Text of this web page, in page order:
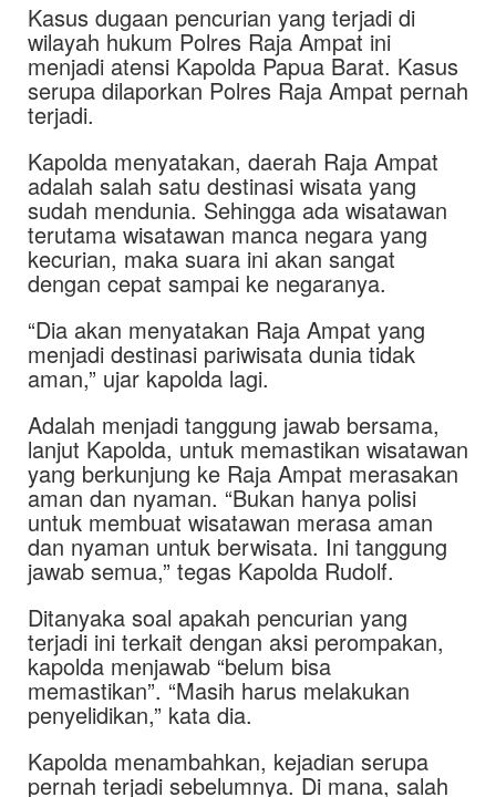
Kasus dugaan pencurian yang terjadi di
wilayah hukum Polres Raja Ampat ini
menjadi atensi Kapolda Papua Barat. Kasus
serupa dilaporkan Polres Raja Ampat pernah
terjadi.
Kapolda menyatakan, daerah Raja Ampat
adalah salah satu destinasi wisata yang
sudah mendunia. Sehingga ada wisatawan
terutama wisatawan manca negara yang
kecurian, maka suara ini akan sangat
dengan cepat sampai ke negaranya.
“Dia akan menyatakan Raja Ampat yang
menjadi destinasi pariwisata dunia tidak
aman,” ujar kapolda lagi.
Adalah menjadi tanggung jawab bersama,
lanjut Kapolda, untuk memastikan wisatawan
yang berkunjung ke Raja Ampat merasakan
aman dan nyaman. “Bukan hanya polisi
untuk membuat wisatawan merasa aman
dan nyaman untuk berwisata. Ini tanggung
jawab semua,” tegas Kapolda Rudolf.
Ditanyaka soal apakah pencurian yang
terjadi ini terkait dengan aksi perompakan,
kapolda menjawab “belum bisa
memastikan”. “Masih harus melakukan
penyelidikan,” kata dia.
Kapolda menambahkan, kejadian serupa
pernah terjadi sebelumnya. Di mana, salah